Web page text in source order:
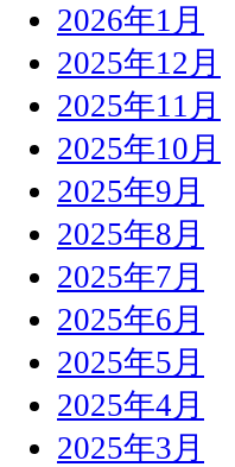
2026年1月
2025年12月
2025年11月
2025年10月
2025年9月
2025年8月
2025年7月
2025年6月
2025年5月
2025年4月
2025年3月